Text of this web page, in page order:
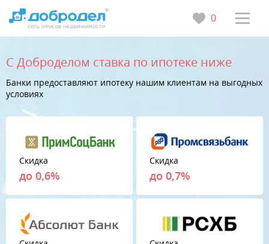
0
С Доброделом ставка по ипотеке ниже
Банки предоставляют ипотеку нашим клиентам на выгодных
условиях
Скидка
до 0,6%
Скидка
до 0,7%